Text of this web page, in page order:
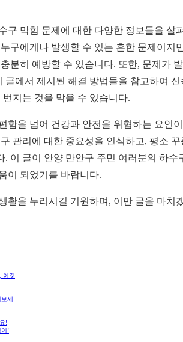
구 막힘 문제에 대한 다양한 정보들을 살
구에게나 발생할 수 있는 흔한 문제이지
분히 예방할 수 있습니다. 또한, 문제가
글에서 제시된 해결 방법들을 참고하여 신
지는 것을 막을 수 있습니다.
함을 넘어 건강과 안전을 위협하는 요인
관리에 대한 중요성을 인식하고, 평소 꾸
. 이 글이 안양 만안구 주민 여러분의 하수
이 되었기를 바랍니다.
활을 누리시길 기원하며, 이만 글을 마치
이것
세
!
이!